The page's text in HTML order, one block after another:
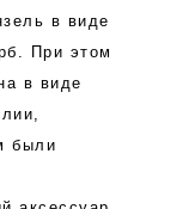
в виде
При этом
в виде
были